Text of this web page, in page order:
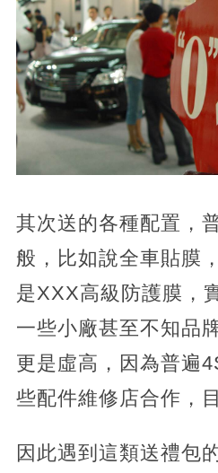
其次送的各種配置，
般，比如說全車貼膜
是XXX高級防護膜，
一些小廠甚至不知品
更是虛高，因為普遍
些配件維修店合作，
因此遇到這類送禮包